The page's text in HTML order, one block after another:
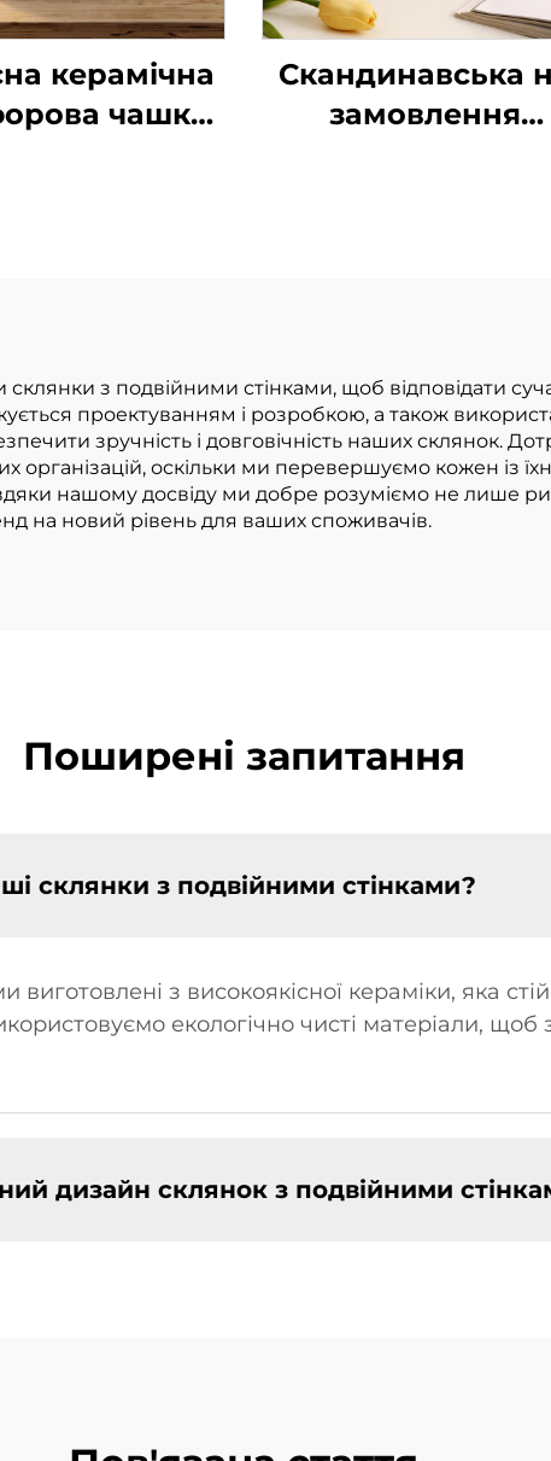
керамічна
чашка
чашки для
кави
Скандинавська
замовлення
з подвійними стінками, щоб відповідати
проектуванням і розробкою, а також
зручність і довговічність наших склянок.
організацій, оскільки ми перевершуємо кожен із
нашому досвіду ми добре розуміємо не лише
на новий рівень для ваших споживачів.
Поширені запитання
склянки з подвійними стінками?
з високоякісної кераміки, яка
екологічно чисті матеріали, щоб
дизайн склянок з подвійними